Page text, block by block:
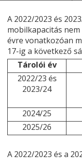
A 2022/2023 és
mobilkapacitás
évre vonatkozóan
17-ig a következő
Tárolói év
2022/23 és
2023/24
2024/25
2025/26
A 2022/2023 és a